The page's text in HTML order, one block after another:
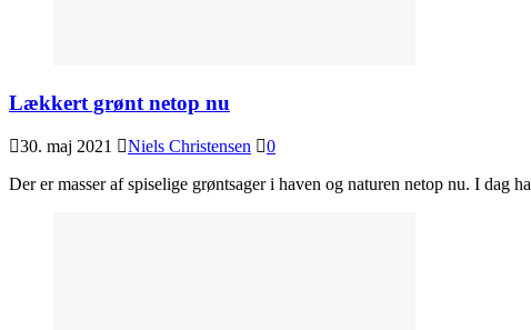
Lækkert grønt netop nu
30. maj 2021 Niels Christensen
0
Der er masser af spiselige grøntsager i haven og naturen netop nu. I dag